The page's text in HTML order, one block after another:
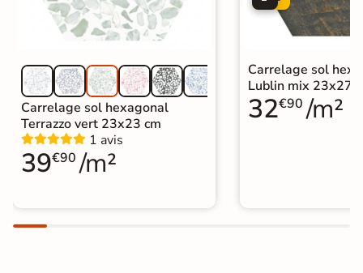
Carrelage sol hexagonal
Terrazzo vert 23x23 cm
1 avis
39€90 /m²
Carrelage sol
Lublin mix 23x27
32€90 /m²